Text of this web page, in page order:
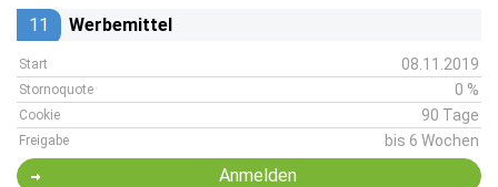
11 Werbemittel
Start 08.11.2019
Stornoquote 0 %
Cookie 90 Tage
Freigabe bis 6 Wochen
Anmelden